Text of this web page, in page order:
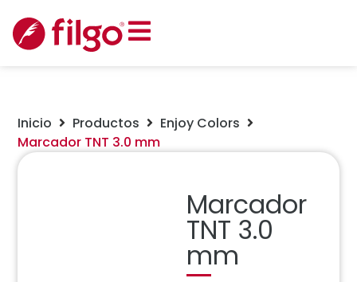
Inicio Productos
Enjoy Colors
Marcador TNT 3.0 mm
Marcador
TNT 3.0
mm